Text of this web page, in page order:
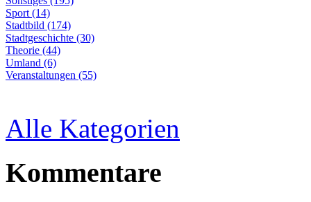
Sport (14)
Stadtbild (174)
Stadtgeschichte (30)
Theorie (44)
Umland (6)
Veranstaltungen (55)
Alle Kategorien
Kommentare